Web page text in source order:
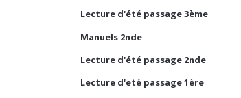
Lecture d'été passage 3ème
Manuels 2nde
Lecture d'été passage 2nde
Lecture d'eté passage 1ère